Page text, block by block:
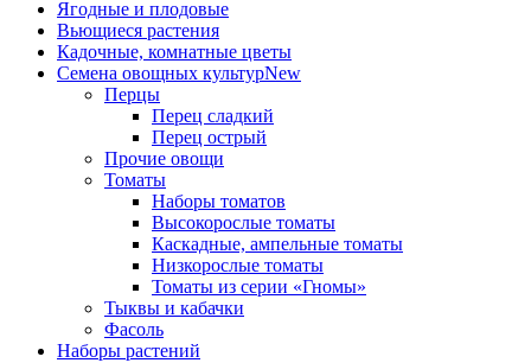
Ягодные и плодовые
Вьющиеся растения
Кадочные, комнатные цветы
Семена овощных культурNew
Перцы
Перец сладкий
Перец острый
Прочие овощи
Томаты
Наборы томатов
Высокорослые томаты
Каскадные, ампельные томаты
Низкорослые томаты
Томаты из серии «Гномы»
Тыквы и кабачки
Фасоль
Наборы растений